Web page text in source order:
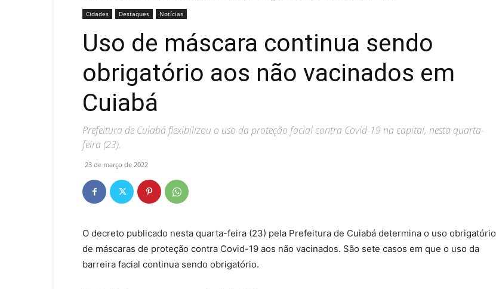
Cidades Destaques Notícias
Uso de máscara continua sendo
obrigatório aos não vacinados em
Cuiabá
Prefeitura de Cuiabá flexibilizou o uso da proteção facial contra Covid-19 na capital, nesta quarta-
feira (23).
23 de março de 2022
O decreto publicado nesta quarta-feira (23) pela Prefeitura de Cuiabá determina o uso obrigatório
de máscaras de proteção contra Covid-19 aos não vacinados. São sete casos em que o uso da
barreira facial continua sendo obrigatório.